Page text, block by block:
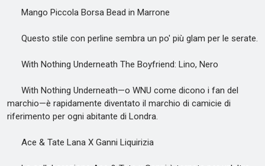
Mango Piccola Borsa Bead in Marrone
Questo stile con perline sembra un po' più glam per le serate.
With Nothing Underneath The Boyfriend: Lino, Nero
With Nothing Underneath—o WNU come dicono i fan del
marchio—è rapidamente diventato il marchio di camicie di
riferimento per ogni abitante di Londra.
Ace & Tate Lana X Ganni Liquirizia